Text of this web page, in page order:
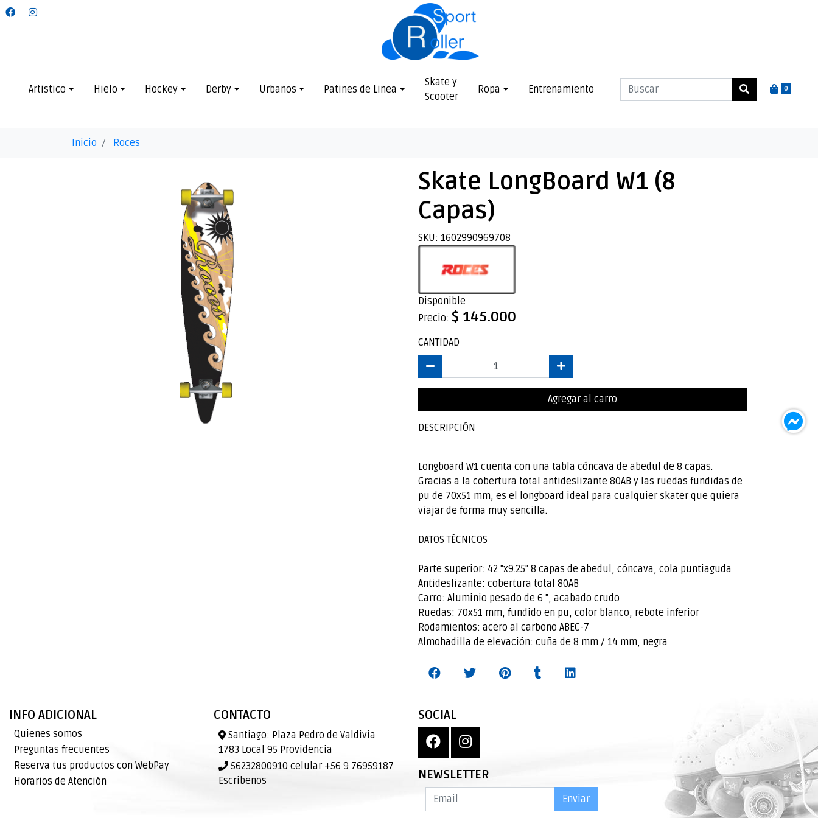
0
Artistico Hielo Hockey Derby Urbanos Patines de Linea
Skate y
Scooter
Ropa Entrenamiento
Inicio Roces
Skate LongBoard W1 (8
Capas)
SKU: 1602990969708
Disponible
Precio: $ 145.000
CANTIDAD
Agregar al carro
DESCRIPCIÓN
Longboard W1 cuenta con una tabla cóncava de abedul de 8 capas.
Gracias a la cobertura total antideslizante 80AB y las ruedas fundidas de
pu de 70x51 mm, es el longboard ideal para cualquier skater que quiera
viajar de forma muy sencilla.
DATOS TÉCNICOS
Parte superior: 42 "x9.25" 8 capas de abedul, cóncava, cola puntiaguda
Antideslizante: cobertura total 80AB
Carro: Aluminio pesado de 6 ", acabado crudo
Ruedas: 70x51 mm, fundido en pu, color blanco, rebote inferior
Rodamientos: acero al carbono ABEC-7
Almohadilla de elevación: cuña de 8 mm / 14 mm, negra
INFO ADICIONAL
Quienes somos
Preguntas frecuentes
Reserva tus productos con WebPay
Horarios de Atención
CONTACTO
Santiago: Plaza Pedro de Valdivia
1783 Local 95 Providencia
56232800910 celular +56 9 76959187
Escribenos
SOCIAL
NEWSLETTER
Enviar